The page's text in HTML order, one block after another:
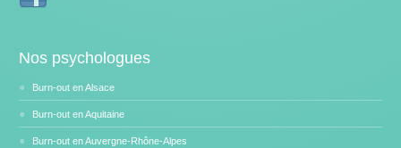
Nos psychologues
Burn-out en Alsace
Burn-out en Aquitaine
Burn-out en Auvergne-Rhône-Alpes